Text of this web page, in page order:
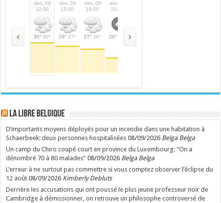
dim, 09
12:00
30° 30°
dim, 09
15:00
29° 27°
dim, 09
18:00
27° 26°
dim, 09
21:00
20°
LA Libre Belgique
D’importants moyens déployés pour un incendie dans une habitation à
Schaerbeek: deux personnes hospitalisées 08/09/2026 Belga Belga
Un camp du Chiro coupé court en province du Luxembourg: "On a
dénombré 70 à 80 malades" 08/09/2026 Belga Belga
L’erreur à ne surtout pas commettre si vous comptez observer l’éclipse du
12 août 08/09/2026 Kimberly Debluts
Derrière les accusations qui ont poussé le plus jeune professeur noir de
Cambridge à démissionner, on retrouve un philosophe controversé de